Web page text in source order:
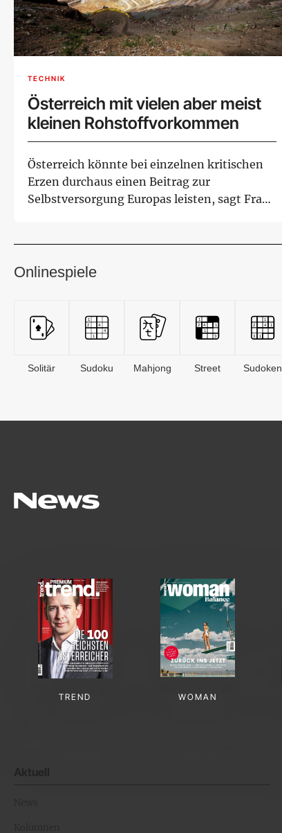
TECHNIK
Österreich mit vielen aber meist
kleinen Rohstoffvorkommen
Österreich könnte bei einzelnen kritischen
Erzen durchaus einen Beitrag zur
Selbstversorgung Europas leisten, sagt Frank
Onlinespiele
Solitär Sudoku Mahjong Street Sudoken
TREND WOMAN